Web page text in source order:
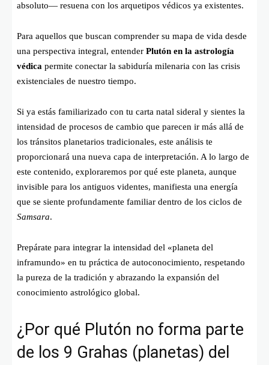
absoluto— resuena con los arquetipos védicos ya existentes.
Para aquellos que buscan comprender su mapa de vida desde
una perspectiva integral, entender Plutón en la astrología
védica permite conectar la sabiduría milenaria con las crisis
existenciales de nuestro tiempo.
Si ya estás familiarizado con tu carta natal sideral y sientes la
intensidad de procesos de cambio que parecen ir más allá de
los tránsitos planetarios tradicionales, este análisis te
proporcionará una nueva capa de interpretación. A lo largo de
este contenido, exploraremos por qué este planeta, aunque
invisible para los antiguos videntes, manifiesta una energía
que se siente profundamente familiar dentro de los ciclos de
Samsara.
Prepárate para integrar la intensidad del «planeta del
inframundo» en tu práctica de autoconocimiento, respetando
la pureza de la tradición y abrazando la expansión del
conocimiento astrológico global.
¿Por qué Plutón no forma parte
de los 9 Grahas (planetas) del